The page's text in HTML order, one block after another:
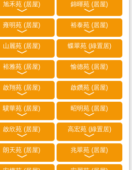
旭禾苑 (居屋) 錦暉苑 (居屋)
雍明苑 (居屋) 裕泰苑 (居屋)
山麗苑 (居屋) 蝶翠苑 (綠置居)
裕雅苑 (居屋) 愉德苑 (居屋)
啟翔苑 (居屋) 啟鑽苑 (居屋)
驥華苑 (居屋) 昭明苑 (居屋)
啟欣苑 (居屋) 高宏苑 (綠置居)
朗天苑 (居屋) 兆翠苑 (居屋)